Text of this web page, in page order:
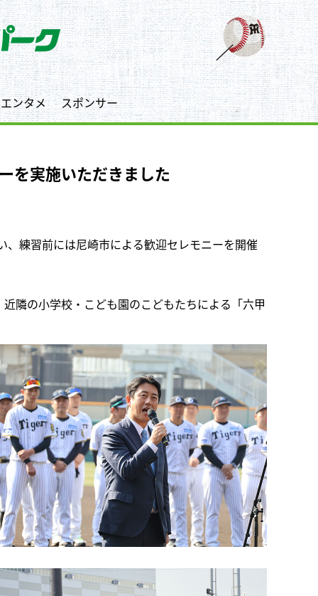
エンタメ スポンサー
を実施いただきました
練習前には尼崎市による歓迎セレモニーを開催
隣の小学校・こども園のこどもたちによる「六甲